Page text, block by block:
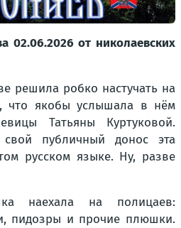
02.06.2026 от николаевских
решила робко настучать на
что якобы услышала в нём
Татьяны Куртуковой.
публичный донос эта
русском языке. Ну, разве
наехала на полицаев:
пидозры и прочие плюшки.